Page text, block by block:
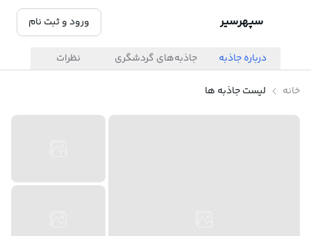
سپهرسیر ورود و ثبت نام
درباره جاذبه جاذبه‌های گردشگری نظرات
خانه لیست جاذبه ها